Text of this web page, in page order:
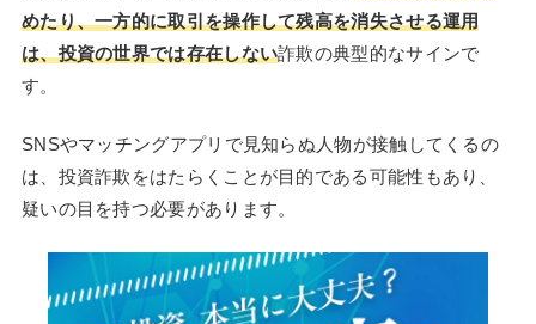
めたり、一方的に取引を操作して残高を消失させる運用
は、投資の世界では存在しない詐欺の典型的なサインで
す。
SNSやマッチングアプリで見知らぬ人物が接触してくるの
は、投資詐欺をはたらくことが目的である可能性もあり、
疑いの目を持つ必要があります。